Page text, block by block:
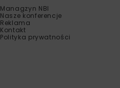
Managzyn NBI
Nasze konferencje
Reklama
Kontakt
Polityka prywatności